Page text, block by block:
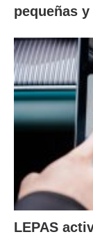
pequeñas
LEPAS